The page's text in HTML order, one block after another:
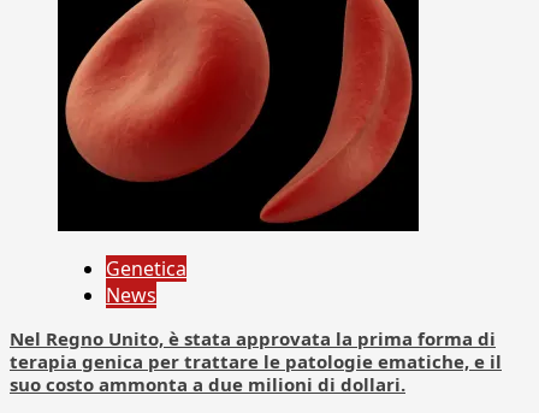
Genetica
News
Nel Regno Unito, è stata approvata la prima forma di
terapia genica per trattare le patologie ematiche, e il
suo costo ammonta a due milioni di dollari.